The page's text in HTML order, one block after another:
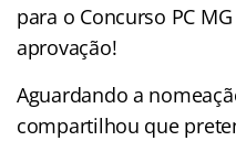
para o Concurso PC
aprovação!
Aguardando a
compartilhou que